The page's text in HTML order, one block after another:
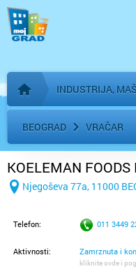
Početna stranica
INDUSTRIJA,
BEOGRAD VRAČAR
KOELEMAN FOODS
Njegoševa 77a, 11000
Telefon: 011 3449
Aktivnosti: Zamrznuta i
kliknite ovde i